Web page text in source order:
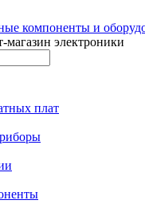
магазин электроники
плат